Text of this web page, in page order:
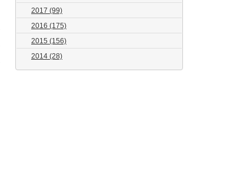
2017 (99)
2016 (175)
2015 (156)
2014 (28)